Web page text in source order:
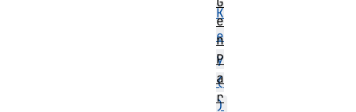
K
e
y
(
)
e
n
P
a
r